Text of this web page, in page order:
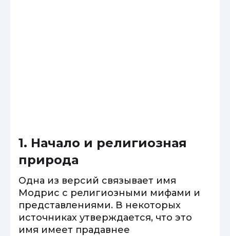
1. Начало и религиозная
природа
Одна из версий связывает имя
Модрис с религиозными мифами и
представлениями. В некоторых
источниках утверждается, что это
имя имеет прадавнее